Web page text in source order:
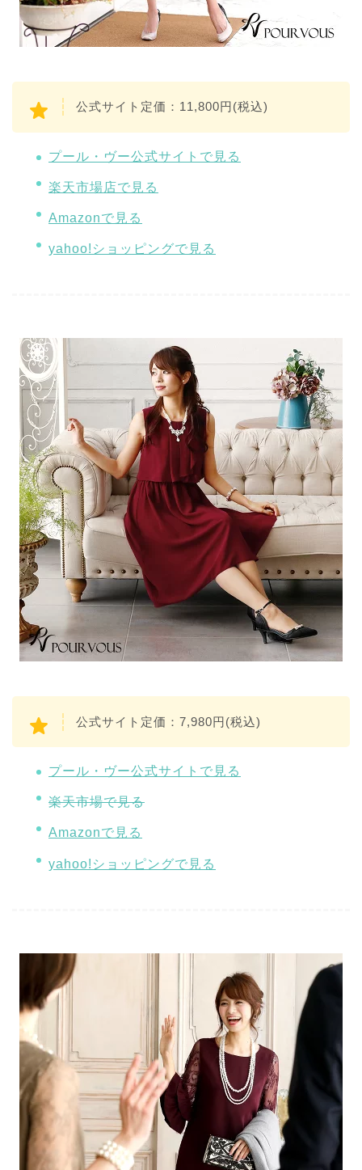
公式サイト定価：11,800円(税込)
プール・ヴー公式サイトで見る
楽天市場店で見る
Amazonで見る
yahoo!ショッピングで見る
公式サイト定価：7,980円(税込)
プール・ヴー公式サイトで見る
楽天市場で見る
Amazonで見る
yahoo!ショッピングで見る